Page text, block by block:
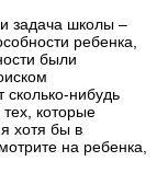
задача школы –
ребенка,
были
сколько-нибудь
которые
хотя бы в
на ребенка,